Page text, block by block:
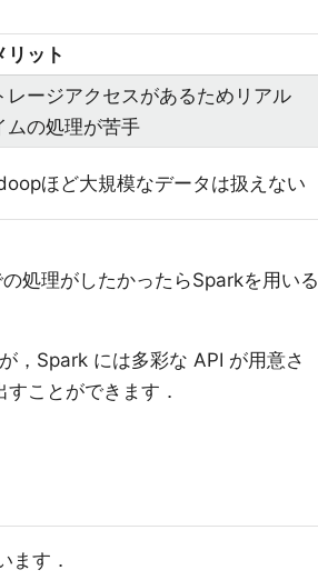
リット
レージアクセスがあるためリアル
ムの処理が苦手
ほど大規模なデータは扱えない
処理がしたかったらSparkを用いる
，Spark には多彩な API が用意さ
ことができます．
ます．